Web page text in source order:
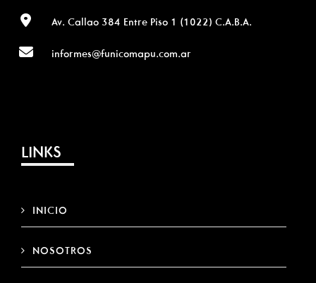
Av. Callao 384 Entre Piso 1 (1022) C.A.B.A.
informes@funicomapu.com.ar
LINKS
INICIO
NOSOTROS